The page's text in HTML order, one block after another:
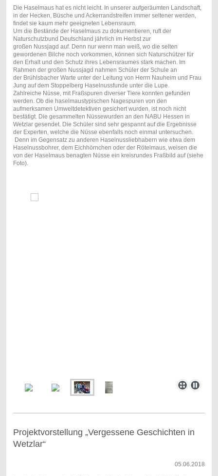
Die Haselmaus hat es nicht leicht. In unserer aufgeräumten Landschaft,
in der Hecken, Büsche und Ackerrandstreifen immer seltener werden,
findet sie kaum mehr geeigneten Lebensraum.
Um die Bestände der Haselmaus zu dokumentieren, ruft der
Naturschutzbund Deutschland jährlich im Herbst zur
großen Nussjagd auf. Denn nur wenn man weiß, wo die selten
gewordenen Bilche noch vorkommen, können sich Naturschützer für
den Erhalt und den Schutz ihres Lebensraumes stark machen. Im
Rahmen der großen Nussjagd nahmen Schüler der Schule an
der Brühlsbacher Warte unter der Leitung von Herrn Nauheim und Frau
Jung auf dem Stoppelberg Haselnussfunde unter die Lupe.
Zahlreiche Nüsse, mit Fraßspuren diverser Tiere konnten gefunden
werden. Ob die haselmaustypischen Nagespuren von den
aufmerksamen Umweltdetektiven gesichert wurden, ist noch nicht
bestätigt. Die gesammelten Nüssewurden an den NABU Hessen in
Wetzlar gesendet. Die Schüler sind sehr gespannt auf die Ergebnisse
der Experten, welche die Nüsse ebenfalls noch einmal untersuchen.
Denn im Gegensatz zu anderen Haselnussliebhabern wie etwa dem
Haselnussbohrer, dem Eichhörnchen oder der Rötelmaus, weisen die
von der Haselmaus benagten Nüsse ein kreisrundes Fraßbild auf (siehe
Foto).
Projektvorstellung „Vergessene Geschichten in
Wetzlar“
05.06.2018